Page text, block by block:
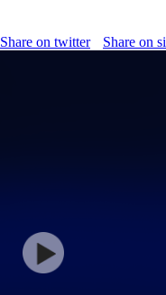
Share on twitter Share on